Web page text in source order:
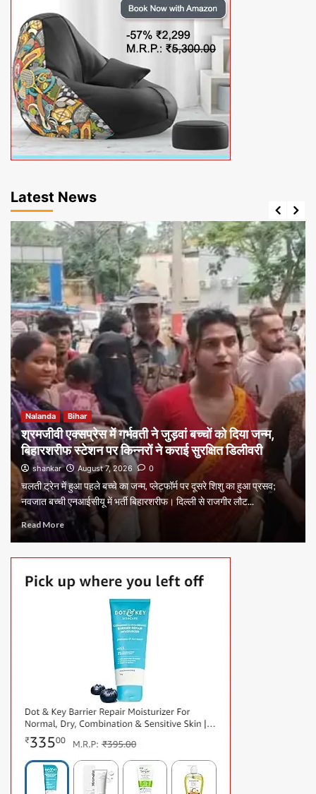
Latest News
Nalanda Bihar
श्रमजीवी एक्सप्रेस में गर्भवती ने जुड़वां बच्चों को दिया जन्म,
बिहारशरीफ स्टेशन पर किन्नरों ने कराई सुरक्षित डिलीवरी
shankar August 7, 2026 0
चलती ट्रेन में हुआ पहले बच्चे का जन्म, प्लेटफॉर्म पर दूसरे शिशु का हुआ प्रसव;
नवजात बच्ची एनआईसीयू में भर्ती बिहारशरीफ। दिल्ली से राजगीर लौट...
Read More